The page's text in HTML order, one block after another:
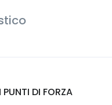
PUNTI DI FORZA